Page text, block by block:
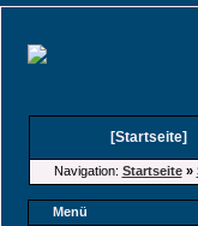
[Startseite]
Navigation: Startseite»
Menü